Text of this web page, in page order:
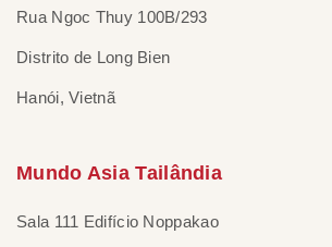
Rua Ngoc Thuy 100B/293
Distrito de Long Bien
Hanói, Vietnã
Mundo Asia Tailândia
Sala 111 Edifício Noppakao